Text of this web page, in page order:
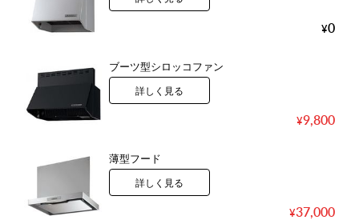
0
ブーツ型シロッコファン
詳しく見る
9,800
薄型フード
詳しく見る
37,000